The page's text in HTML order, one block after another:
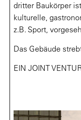
dritter Baukörper
kulturelle,
z.B. Sport,
Das Gebäude
EIN JOINT